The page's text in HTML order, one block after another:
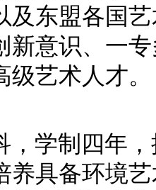
及东盟各国
新意识、一
艺术人才。
学制四年，
养具备环境